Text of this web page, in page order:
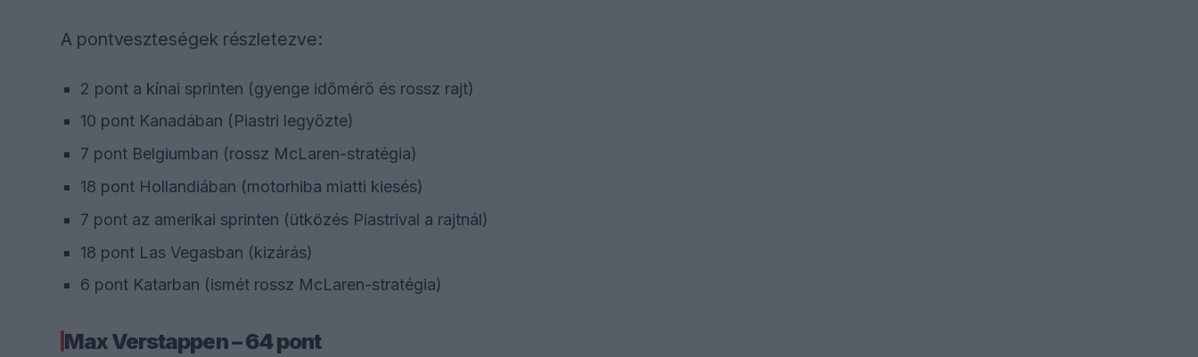
A pontveszteségek részletezve:
2 pont a kínai sprinten (gyenge időmérő és rossz rajt)
10 pont Kanadában (Piastri legyőzte)
7 pont Belgiumban (rossz McLaren-stratégia)
18 pont Hollandiában (motorhiba miatti kiesés)
7 pont az amerikai sprinten (ütközés Piastrival a rajtnál)
18 pont Las Vegasban (kizárás)
6 pont Katarban (ismét rossz McLaren-stratégia)
Max Verstappen – 64 pont